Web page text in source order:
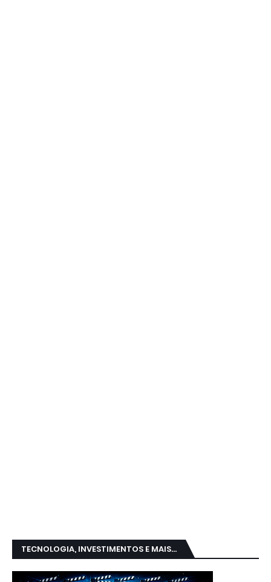
TECNOLOGIA, INVESTIMENTOS E MAIS...